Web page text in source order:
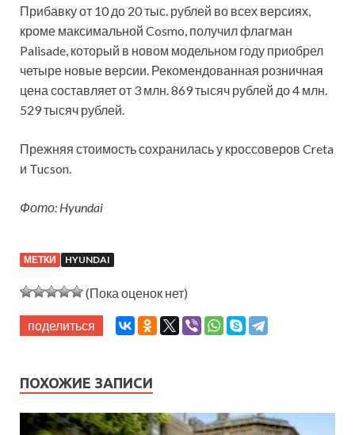
Прибавку от 10 до 20 тыс. рублей во всех версиях,
кроме максимальной Cosmo, получил флагман
Palisade, который в новом модельном году приобрел
четыре новые версии. Рекомендованная розничная
цена составляет от 3 млн. 869 тысяч рублей до 4 млн.
529 тысяч рублей.
Прежняя стоимость сохранилась у кроссоверов Creta
и Tucson.
Фото: Hyundai
МЕТКИ HYUNDAI
(Пока оценок нет)
поделиться
ПОХОЖИЕ ЗАПИСИ